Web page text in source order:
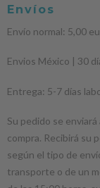
Envíos
Envío normal: 5,00
Envios México | 30
Entrega: 5-7 días
Su pedido se
compra. Recibirá su
según el tipo de
transporte o de un